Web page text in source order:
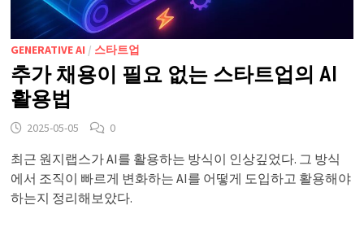
GENERATIVE AI / 스타트업
추가 채용이 필요 없는 스타트업의 AI
활용법
2025-05-05 0
최근 원지랩스가 AI를 활용하는 방식이 인상깊었다. 그 방식
에서 조직이 빠르게 변화하는 AI를 어떻게 도입하고 활용해야
하는지 정리해보았다.